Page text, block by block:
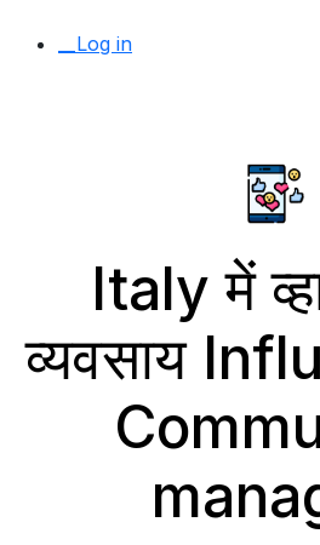
__Log in
Italy में
व्यवसाय